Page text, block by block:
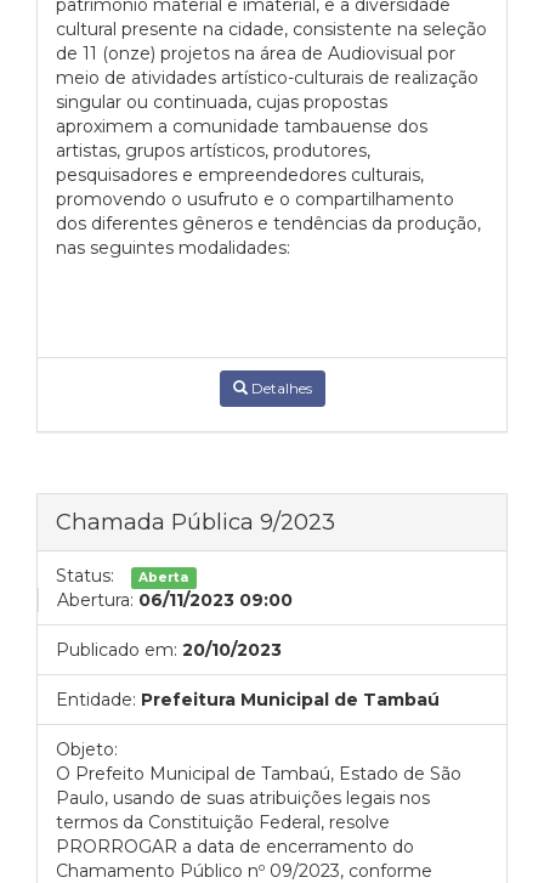
patrimônio material e imaterial, e a diversidade
cultural presente na cidade, consistente na seleção
de 11 (onze) projetos na área de Audiovisual por
meio de atividades artístico-culturais de realização
singular ou continuada, cujas propostas
aproximem a comunidade tambauense dos
artistas, grupos artísticos, produtores,
pesquisadores e empreendedores culturais,
promovendo o usufruto e o compartilhamento
dos diferentes gêneros e tendências da produção,
nas seguintes modalidades:
Detalhes
Chamada Pública 9/2023
Status: Aberta
Abertura: 06/11/2023 09:00
Publicado em: 20/10/2023
Entidade: Prefeitura Municipal de Tambaú
Objeto:
O Prefeito Municipal de Tambaú, Estado de São
Paulo, usando de suas atribuições legais nos
termos da Constituição Federal, resolve
PRORROGAR a data de encerramento do
Chamamento Público nº 09/2023, conforme